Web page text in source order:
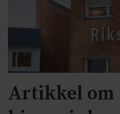
Artikkel om